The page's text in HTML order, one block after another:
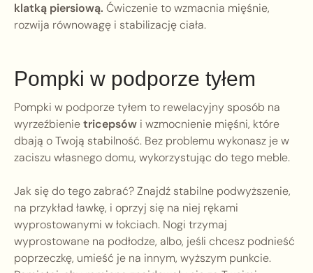
klatką piersiową. Ćwiczenie to wzmacnia mięśnie,
rozwija równowagę i stabilizację ciała.
Pompki w podporze tyłem
Pompki w podporze tyłem to rewelacyjny sposób na
wyrzeźbienietricepsów i wzmocnienie mięśni, które
dbają o Twoją stabilność. Bez problemu wykonasz je w
zaciszu własnego domu, wykorzystując do tego meble.
Jak się do tego zabrać? Znajdź stabilne podwyższenie,
na przykład ławkę, i oprzyj się na niej rękami
wyprostowanymi w łokciach. Nogi trzymaj
wyprostowane na podłodze, albo, jeśli chcesz podnieść
poprzeczkę, umieść je na innym, wyższym punkcie.